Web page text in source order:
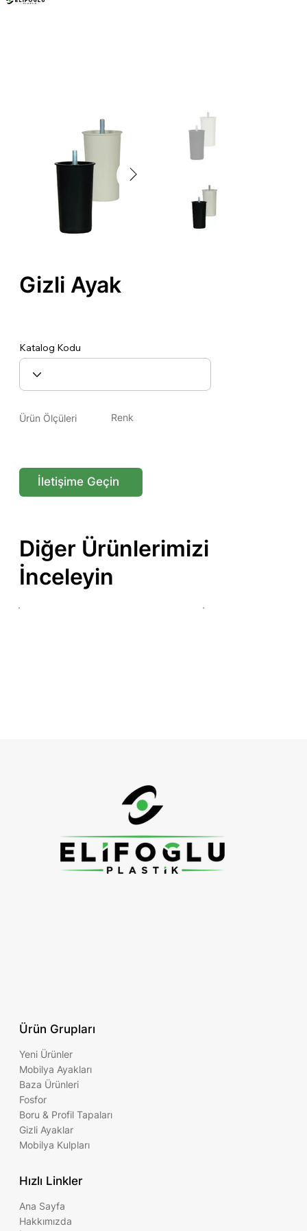
Gizli Ayak
Katalog Kodu
Ürün Ölçüleri Renk
İletişime Geçin
Diğer Ürünlerimizi
İnceleyin
Ürün Grupları
Yeni Ürünler
Mobilya Ayakları
Baza Ürünleri
Fosfor
Boru & Profil Tapaları
Gizli Ayaklar
Mobilya Kulpları
Hızlı Linkler
Ana Sayfa
Hakkımızda